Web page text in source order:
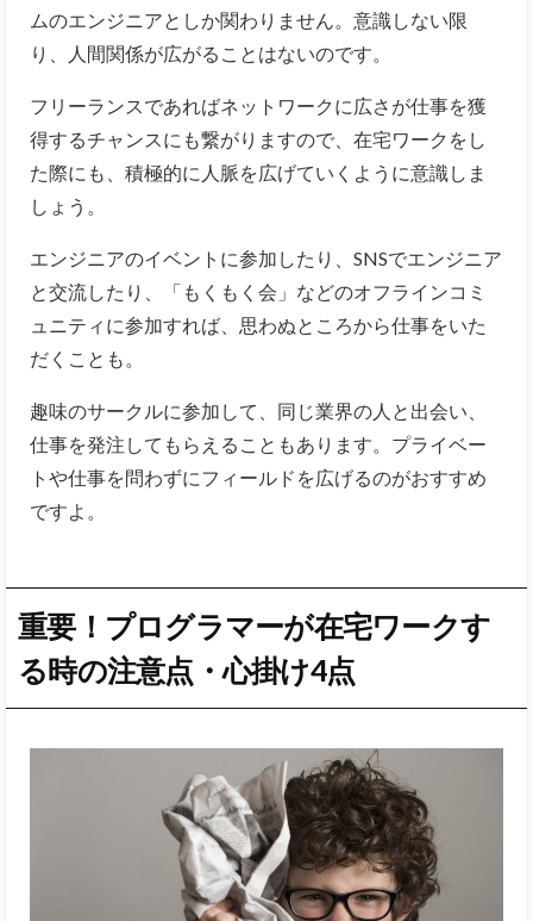
ムのエンジニアとしか関わりません。意識しない限
り、人間関係が広がることはないのです。
フリーランスであればネットワークに広さが仕事を獲
得するチャンスにも繋がりますので、在宅ワークをし
た際にも、積極的に人脈を広げていくように意識しま
しょう。
エンジニアのイベントに参加したり、SNSでエンジニア
と交流したり、「もくもく会」などのオフラインコミ
ュニティに参加すれば、思わぬところから仕事をいた
だくことも。
趣味のサークルに参加して、同じ業界の人と出会い、
仕事を発注してもらえることもあります。プライベー
トや仕事を問わずにフィールドを広げるのがおすすめ
ですよ。
重要！プログラマーが在宅ワークす
る時の注意点・心掛け4点